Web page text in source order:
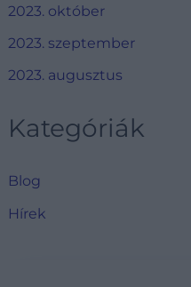
2023. október
2023. szeptember
2023. augusztus
Kategóriák
Blog
Hírek